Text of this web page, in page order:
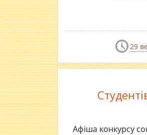
29
Афіша конкурсу